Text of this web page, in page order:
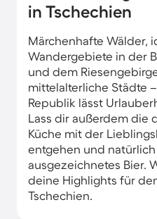
in Tschechien
Märchenhafte Wälder,
Wandergebiete in der
und dem
mittelalterliche Städte
Republik lässt
Lass dir außerdem die
Küche mit der
entgehen und
ausgezeichnetes Bier.
deine Highlights für
Tschechien.